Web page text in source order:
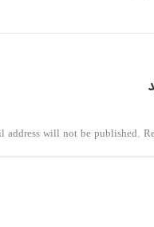
address will not be published.